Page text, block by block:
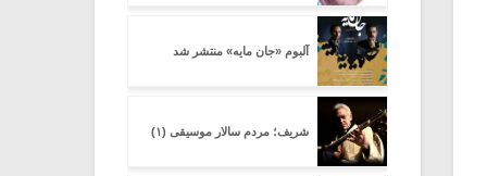
آلبوم «جان مایه» منتشر شد
شریف؛ مردم سالار موسیقی (۱)